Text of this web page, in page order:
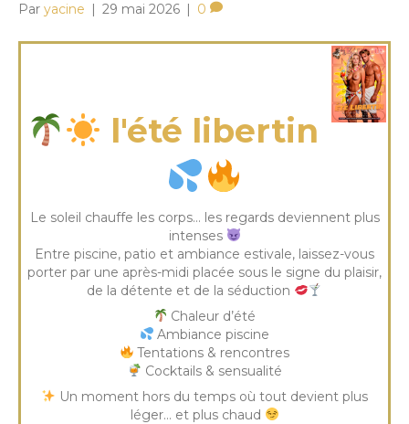
Par yacine | 29 mai 2026 | 0
l'été libertin
Le soleil chauffe les corps… les regards deviennent plus
intenses
Entre piscine, patio et ambiance estivale, laissez-vous
porter par une après-midi placée sous le signe du plaisir,
de la détente et de la séduction
Chaleur d’été
Ambiance piscine
Tentations & rencontres
Cocktails & sensualité
Un moment hors du temps où tout devient plus
léger… et plus chaud